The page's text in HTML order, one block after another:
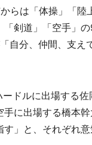
らは「体操」「陸
剣道」「空手」
自分、仲間、支え
ドルに出場する佐
に出場する橋本
」と、それぞれ意